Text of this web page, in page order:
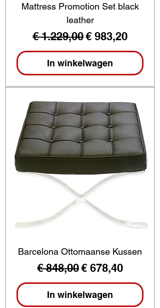
Mattress Promotion Set black
leather
Normale prijs
€ 1.229,00Verkoopprijs
€ 983,20
In winkelwagen
Barcelona Ottomaanse Kussen
Normale prijs
€ 848,00Verkoopprijs
€ 678,40
In winkelwagen